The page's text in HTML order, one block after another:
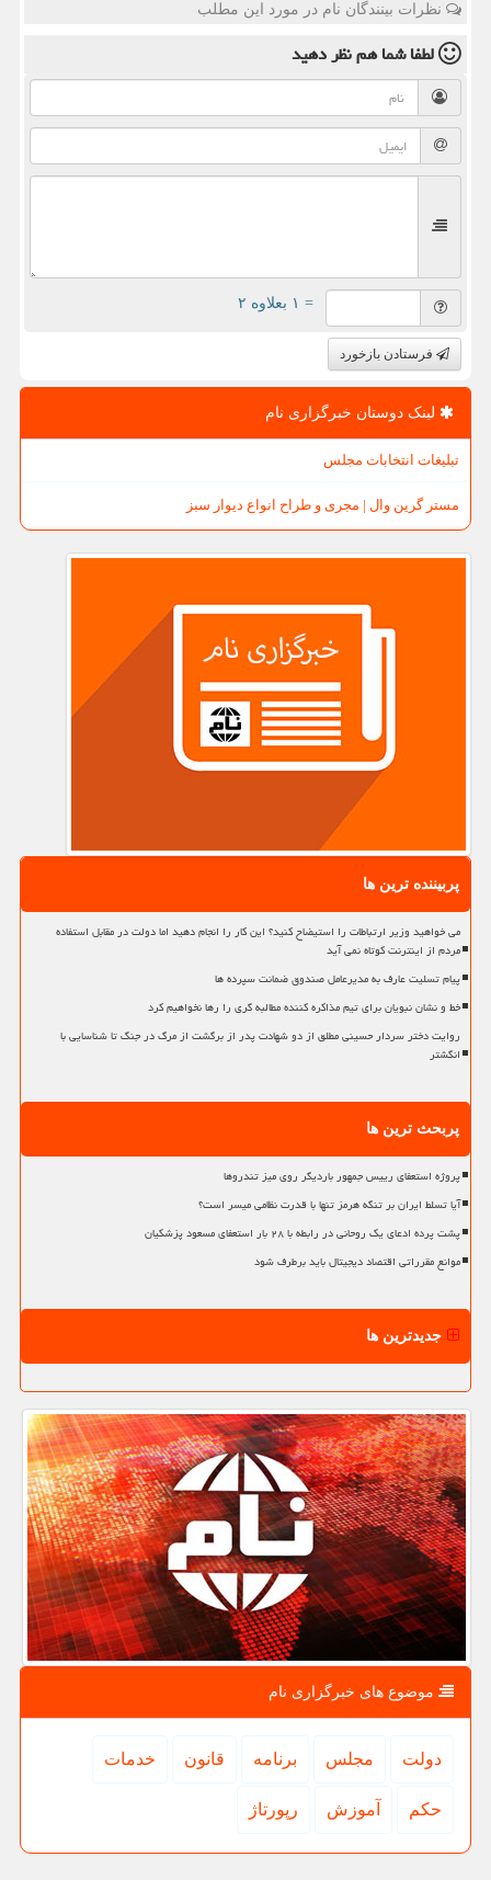
نظرات بینندگان نام در مورد این مطلب
لطفا شما همنظر دهید
= ۱ بعلاوه ۲
فرستادن بازخورد
لینک دوستان خبرگزاری نام
تبلیغات انتخابات مجلس
مستر گرین وال | مجری و طراح انواع دیوار سبز
پربیننده ترین ها
می خواهید وزیر ارتباطات را استیضاح کنید؟ این کار را انجام دهید اما دولت در مقابل استفاده
مردم از اینترنت کوتاه نمی آید
پیام تسلیت عارف به مدیرعامل صندوق ضمانت سپرده ها
خط و نشان نبویان برای تیم مذاکره کننده مطالبه گری را رها نخواهیم کرد
روایت دختر سردار حسینی مطلق از دو شهادت پدر از برگشت از مرگ در جنگ تا شناسایی با
انگشتر
پربحث ترین ها
پروژه استعفای رییس جمهور باردیگر روی میز تندروها
آیا تسلط ایران بر تنگه هرمز تنها با قدرت نظامی میسر است؟
پشت پرده ادعای یک روحانی در رابطه با ۲۸ بار استعفای مسعود پزشکیان
موانع مقرراتی اقتصاد دیجیتال باید برطرف شود
جدیدترین ها
موضوع های خبرگزاری نام
دولت مجلس برنامه قانون خدمات
حكم آموزش رپورتاژ